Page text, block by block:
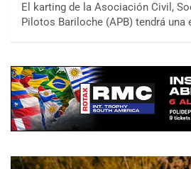
El karting de la Asociación Civil,
Pilotos Bariloche (APB) tendrá una